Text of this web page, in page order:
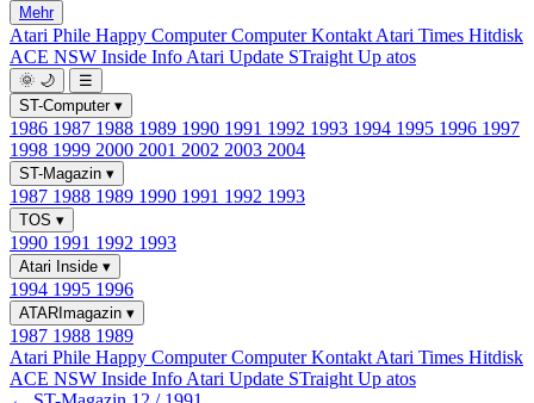
Mehr
Atari Phile Happy ComputerComputer Kontakt Atari Times Hitdisk
ACE NSW Inside Info Atari Update STraight Up atos
🌞 🌙
☰
ST-Computer ▾
1986 1987 1988 1989 1990 1991 1992 1993 1994 1995 1996 1997
1998 1999 2000 2001 2002 2003 2004
ST-Magazin ▾
1987 1988 1989 1990 1991 1992 1993
TOS ▾
1990 1991 1992 1993
Atari Inside ▾
1994 1995 1996
ATARImagazin ▾
1987 1988 1989
Atari Phile Happy ComputerComputer Kontakt Atari Times Hitdisk
ACE NSW Inside Info Atari Update STraight Up atos